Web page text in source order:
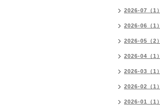
2026-07（1）
2026-06（1）
2026-05（2）
2026-04（1）
2026-03（1）
2026-02（1）
2026-01（1）